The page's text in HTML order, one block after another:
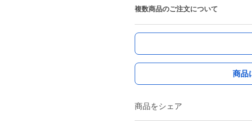
複数商品のご注文について
商品
商品をシェア